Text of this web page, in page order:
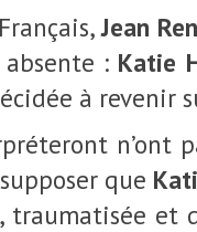
Jean
: Katie
à revenir
n’ont
que
traumatisée et